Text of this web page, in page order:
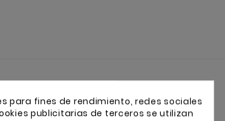
PRODUCTOS
para fines de rendimiento, redes sociales
publicitarias de terceros se utilizan